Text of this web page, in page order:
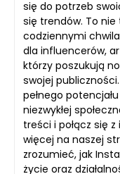
się do potrzeb
się trendów. To nie
codziennymi
dla influencerów,
którzy poszukują
swojej
pełnego
niezwykłej
treści i połącz się
więcej na naszej
zrozumieć, jak
życie oraz